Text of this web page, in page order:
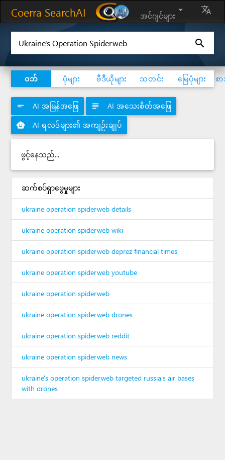
Coerra SearchAI အင်ဂျင်များ
arrow_drop_down translate
search
ဝဘ် ပုံများ ဗီဒီယိုများ သတင်း မြေပုံများ စ
AI အမြန်အဖြေ
short_text AI အသေးစိတ်အဖြေ
subject
AI ရလဒ်များ၏ အကျဉ်းချုပ်
smart_toy
ဖွင့်နေသည်...
ဆက်စပ်ရှာဖွေမှုများ
ukraine operation spiderweb details
ukraine operation spiderweb wiki
ukraine operation spiderweb deprez financial times
ukraine operation spiderweb youtube
ukraine operation spiderweb
ukraine operation spiderweb drones
ukraine operation spiderweb reddit
ukraine operation spiderweb news
ukraine's operation spiderweb targeted russia's air bases
with drones